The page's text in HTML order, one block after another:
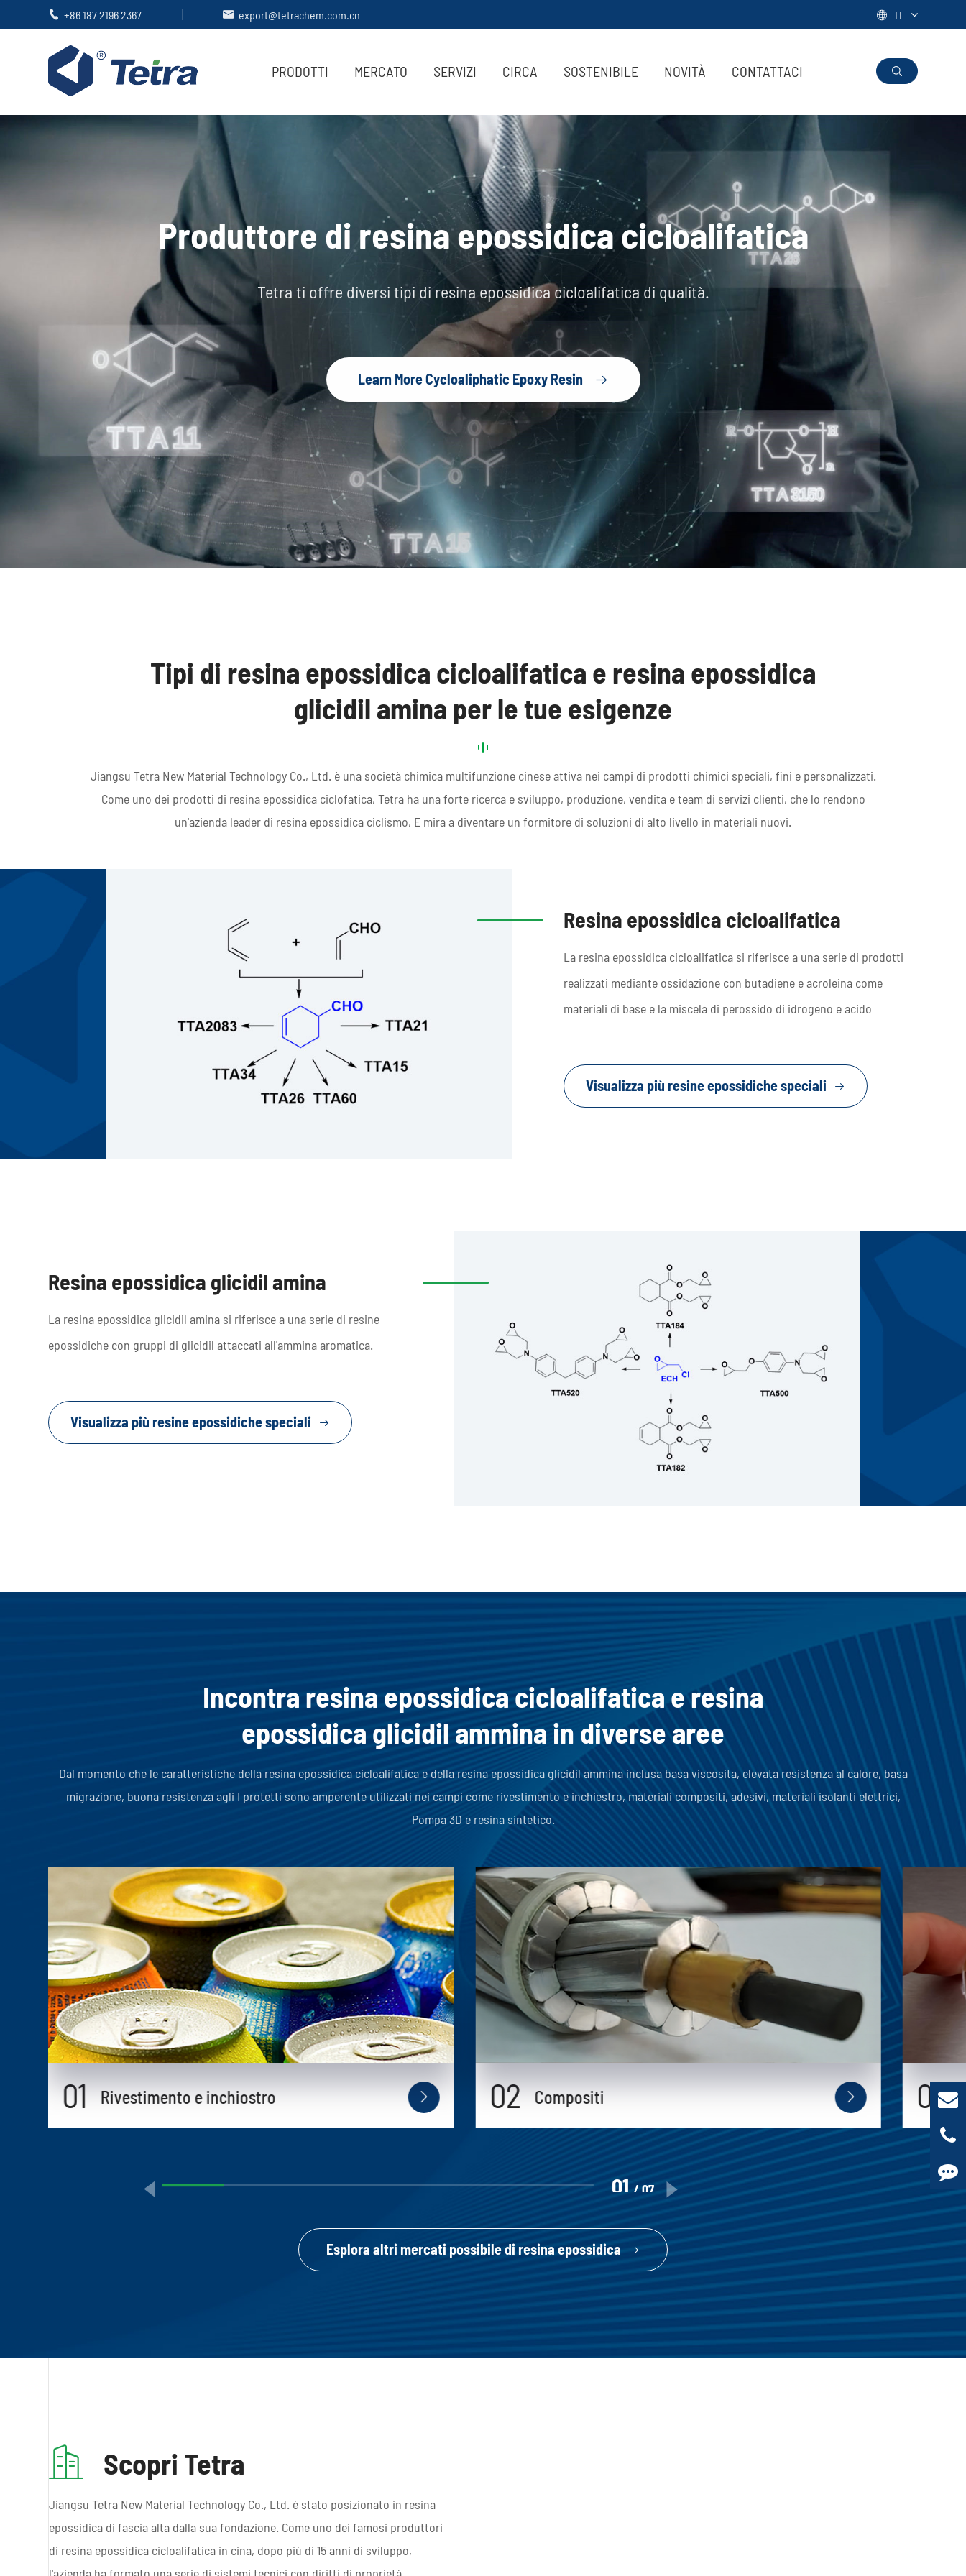
 +86 187 2196 2367  export@tetrachem.com.cn  IT
PRODOTTI MERCATO SERVIZI CIRCA SOSTENIBILE NOVITÀ CONTATTACI 
Produttore di resina epossidica cicloalifatica
Tetra ti offre diversi tipi di resina epossidica cicloalifatica di qualità.
Learn More Cycloaliphatic Epoxy Resin 
Tipi di resina epossidica cicloalifatica e resina epossidica
glicidil amina per le tue esigenze
Jiangsu Tetra New Material Technology Co., Ltd. è una società chimica multifunzione cinese attiva nei campi di prodotti chimici speciali, fini e personalizzati.
Come uno dei prodotti di resina epossidica ciclofatica, Tetra ha una forte ricerca e sviluppo, produzione, vendita e team di servizi clienti, che lo rendono
un'azienda leader di resina epossidica ciclismo, E mira a diventare un formitore di soluzioni di alto livello in materiali nuovi.
Resina epossidica cicloalifatica
La resina epossidica cicloalifatica si riferisce a una serie di prodotti
realizzati mediante ossidazione con butadiene e acroleina come
materiali di base e la miscela di perossido di idrogeno e acido
Visualizza più resine epossidiche speciali 
Resina epossidica glicidil amina
La resina epossidica glicidil amina si riferisce a una serie di resine
epossidiche con gruppi di glicidil attaccati all'ammina aromatica.
Visualizza più resine epossidiche speciali 
Incontra resina epossidica cicloalifatica e resina
epossidica glicidil ammina in diverse aree
Dal momento che le caratteristiche della resina epossidica cicloalifatica e della resina epossidica glicidil ammina inclusa basa viscosita, elevata resistenza al calore, basa
migrazione, buona resistenza agli I protetti sono amperente utilizzati nei campi come rivestimento e inchiestro, materiali compositi, adesivi, materiali isolanti elettrici,
Pompa 3D e resina sintetico.
01 Rivestimento e inchiostro  02 Compositi  03
01 / 07
 
Esplora altri mercati possibile di resina epossidica 
 Scopri Tetra
Jiangsu Tetra New Material Technology Co., Ltd. è stato posizionato in resina
epossidica di fascia alta dalla sua fondazione. Come uno dei famosi produttori
di resina epossidica cicloalifatica in cina, dopo più di 15 anni di sviluppo,